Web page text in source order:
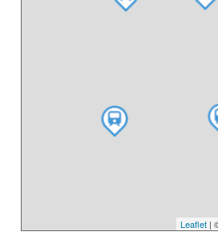
Leaflet|